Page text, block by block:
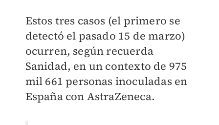
Estos tres casos (el primero se
detectó el pasado 15 de marzo)
ocurren, según recuerda
Sanidad, en un contexto de 975
mil 661 personas inoculadas en
España con AstraZeneca.